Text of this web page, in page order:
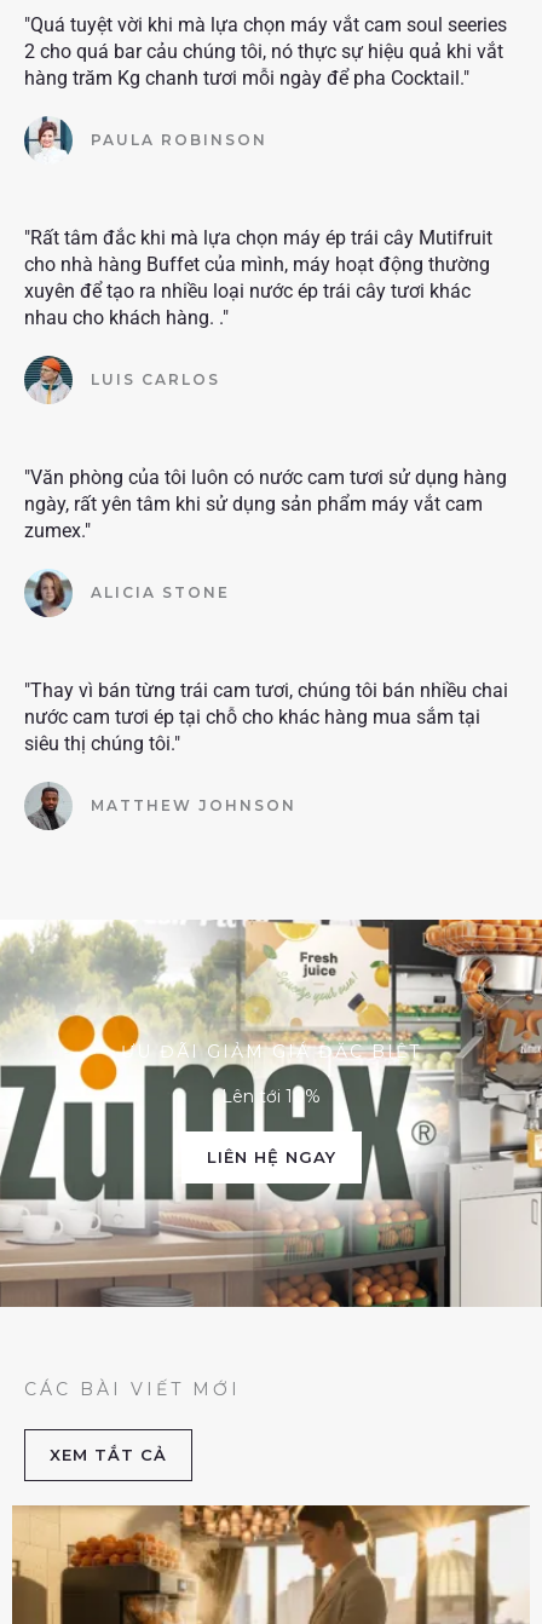
"Quá tuyệt vời khi mà lựa chọn máy vắt cam soul seeries
2 cho quá bar cảu chúng tôi, nó thực sự hiệu quả khi vắt
hàng trăm Kg chanh tươi mỗi ngày để pha Cocktail."
PAULA ROBINSON
"Rất tâm đắc khi mà lựa chọn máy ép trái cây Mutifruit
cho nhà hàng Buffet của mình, máy hoạt động thường
xuyên để tạo ra nhiều loại nước ép trái cây tươi khác
nhau cho khách hàng. ."
LUIS CARLOS
"Văn phòng của tôi luôn có nước cam tươi sử dụng hàng
ngày, rất yên tâm khi sử dụng sản phẩm máy vắt cam
zumex."
ALICIA STONE
"Thay vì bán từng trái cam tươi, chúng tôi bán nhiều chai
nước cam tươi ép tại chỗ cho khác hàng mua sắm tại
siêu thị chúng tôi."
MATTHEW JOHNSON
ƯU ĐÃI GIẢM GIÁ ĐẶC BIỆT
Lên tới 10%
LIÊN HỆ NGAY
CÁC BÀI VIẾT MỚI
XEM TẮT CẢ